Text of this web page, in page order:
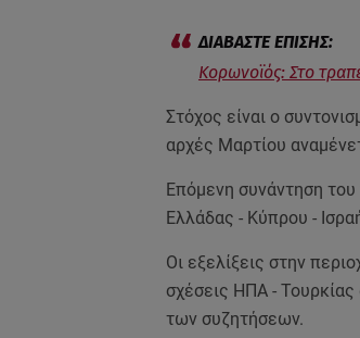
Κορωνοϊός: Στο
Στόχος είναι ο
αρχές Μαρτίου
Επόμενη συνάντηση
Ελλάδας - Κύπρου -
Οι εξελίξεις στην
σχέσεις ΗΠΑ -
των συζητήσεων.